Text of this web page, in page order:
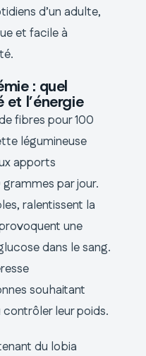
d’un adulte,
et facile à
: quel
l’énergie
fibres pour 100
légumineuse
apports
par jour.
ralentissent la
une
dans le sang.
souhaitant
leur poids.
du lobia